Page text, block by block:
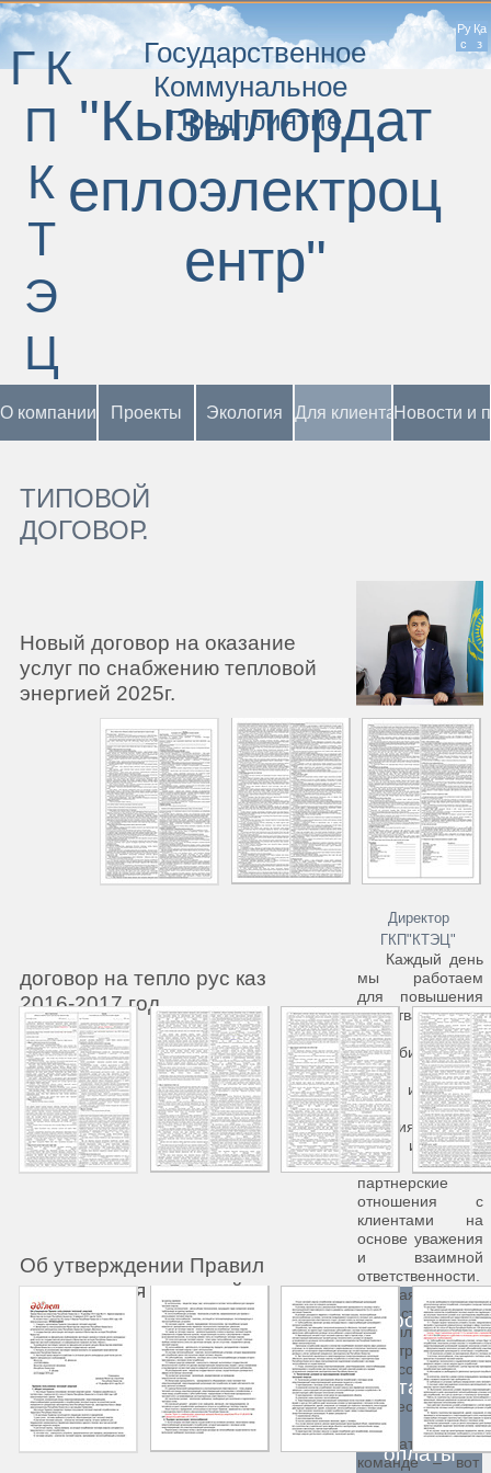
"Кызылордат
еплоэлектроц
ентр"
Государственное
Коммунальное
Предприятие
ГК
П
К
Т
Э
Ц
Ру
с
Қа
з
О компании Проекты Экология Для клиента Новости и
ТИПОВОЙ
ДОГОВОР.
Проверь
статус
оплаты
Каждый день
мы работаем
для повышения
качества жизни
своих
потребителей,
ведь согревая
дома и офисы,
мы создаем
условия для их
жизни и работы.
Мы строим
партнерские
отношения с
клиентами на
основе уважения
и взаимной
ответственности.
Главная
ценность ГКП
«Кызылордатепл
оэлектроцентр»
-это сотрудники.
Их высокий
профессионализ
м, умение
работать в
команде – вот
Директор
ГКП"КТЭЦ"
Новый договор на оказание
услуг по снабжению тепловой
энергией 2025г.
договор на тепло рус каз
2016-2017 год
Об утверждении Правил
пользования тепловой
энергией